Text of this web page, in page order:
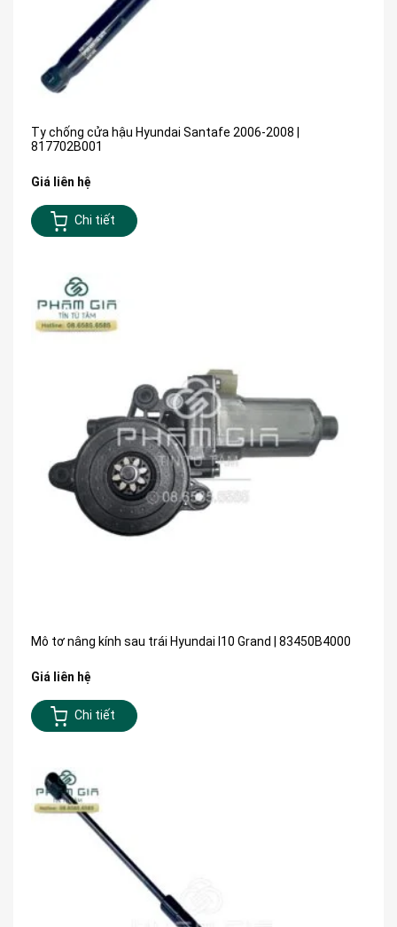
Ty chống cửa hậu Hyundai Santafe 2006-2008 |
817702B001
Giá liên hệ
Chi tiết
Mô tơ nâng kính sau trái Hyundai I10 Grand | 83450B4000
Giá liên hệ
Chi tiết